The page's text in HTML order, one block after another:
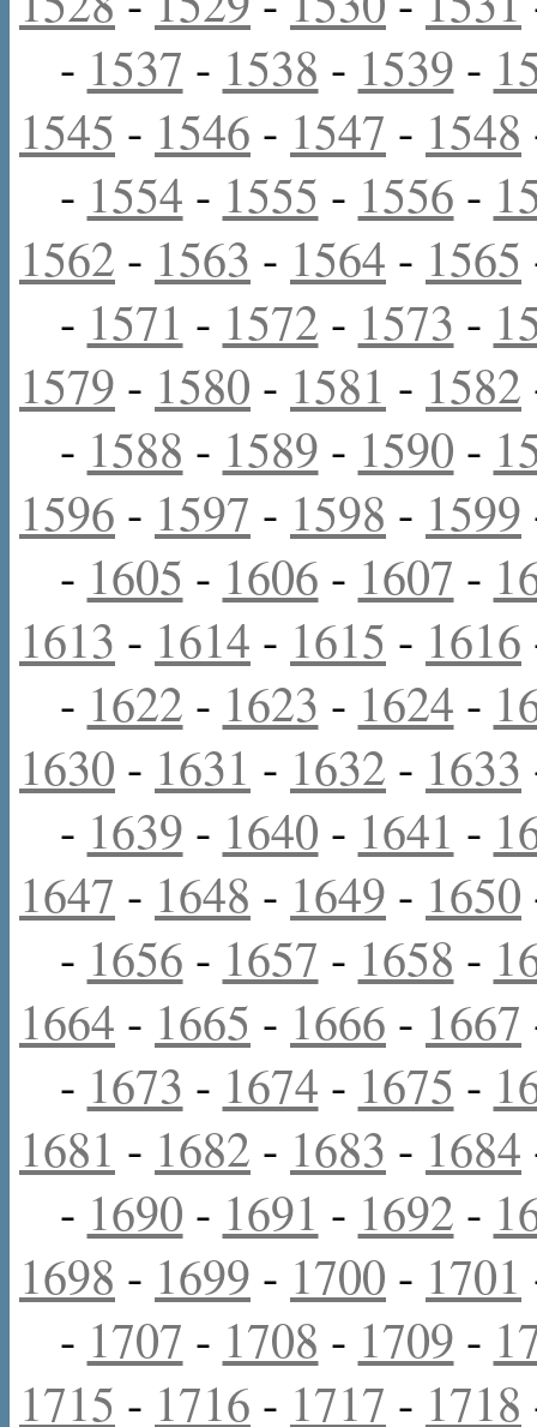
- 1537 - 1538 - 1539 -
1545 - 1546 - 1547 - 1548
- 1554 - 1555 - 1556 -
1562 - 1563 - 1564 - 1565
- 1571 - 1572 - 1573 -
1579 - 1580 - 1581 - 1582
- 1588 - 1589 - 1590 -
1596 - 1597 - 1598 - 1599
- 1605 - 1606 - 1607 -
1613 - 1614 - 1615 - 1616
- 1622 - 1623 - 1624 -
1630 - 1631 - 1632 - 1633
- 1639 - 1640 - 1641 -
1647 - 1648 - 1649 - 1650
- 1656 - 1657 - 1658 -
1664 - 1665 - 1666 - 1667
- 1673 - 1674 - 1675 -
1681 - 1682 - 1683 - 1684
- 1690 - 1691 - 1692 -
1698 - 1699 - 1700 - 1701
- 1707 - 1708 - 1709 -
1715 - 1716 - 1717 - 1718